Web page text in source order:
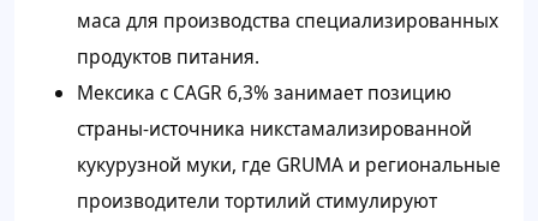
маса для производства специализированных
продуктов питания.
Мексика с CAGR 6,3% занимает позицию
страны-источника никстамализированной
кукурузной муки, где GRUMA и региональные
производители тортилий стимулируют